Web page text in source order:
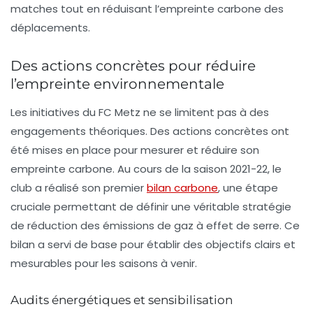
matches tout en réduisant l’empreinte carbone des
déplacements.
Des actions concrètes pour réduire
l’empreinte environnementale
Les initiatives du FC Metz ne se limitent pas à des
engagements théoriques. Des actions concrètes ont
été mises en place pour mesurer et réduire son
empreinte carbone. Au cours de la saison 2021-22, le
club a réalisé son premierbilan carbone, une étape
cruciale permettant de définir une véritable stratégie
de réduction des émissions de gaz à effet de serre. Ce
bilan a servi de base pour établir des objectifs clairs et
mesurables pour les saisons à venir.
Audits énergétiques et sensibilisation